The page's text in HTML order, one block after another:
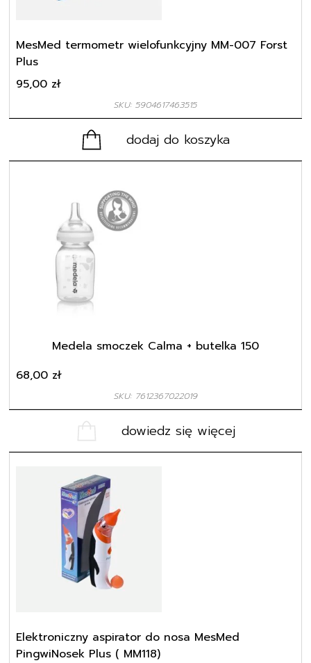
MesMed termometr wielofunkcyjny MM-007 Forst
Plus
SKU: 5904617463515
95,00 zł
dodaj do koszyka
Medela smoczek Calma + butelka 150
SKU: 7612367022019
68,00 zł
dowiedz się więcej
Elektroniczny aspirator do nosa MesMed
PingwiNosek Plus ( MM118)